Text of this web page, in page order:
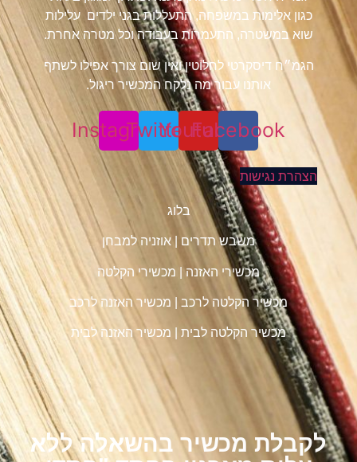
כגון אלימות במשפחה, התעללות בגני ילדים עלילות
שוא במשטרה, התעמרות בעבודה וכל מטרה אחרת.
הגמ״ח דיסקרטי לחלוטין ואין שום צורך אפילו לשתף
אותנו עבור מה נלקח המכשיר ריגול.
Facebook
Youtube
Twitter
Instagram
הצהרת נגישות
בלוג
משבש תדרים אוזניה למבחן
מכשירי האזנה| מכשירי הקלטה
מכשיר הקלטה לרכב מכשיר האזנה לרכב
מכשיר הקלטה לבית מכשיר האזנה לבית
לקבלת מכשיר בהשאלה ללא